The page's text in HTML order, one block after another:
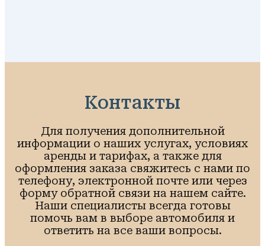
Контакты
Для получения дополнительной
информации о наших услугах, условиях
аренды и тарифах, а также для
оформления заказа свяжитесь с нами по
телефону, электронной почте или через
форму обратной связи на нашем сайте.
Наши специалисты всегда готовы
помочь вам в выборе автомобиля и
ответить на все ваши вопросы.